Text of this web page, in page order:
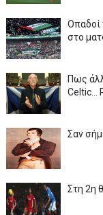
Οπαδοί
στο
Πως
Celtic...
Σαν
Στη 2η